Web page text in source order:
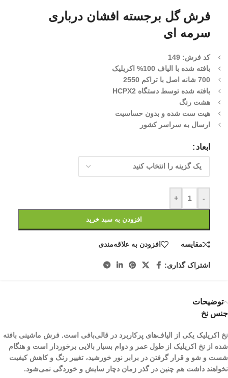
فرش گل برجسته افشان درباری
سرمه ای
کد فرش: 149
بافته شده با الیاف 100% اکریلیک
700 شانه اصل با تراکم 2550
بافته شده توسط دستگاه HCPX2
هشت رنگ
هیت ست شده و بدون حساسیت
ارسال به سراسر کشور
ابعاد
-
+
افزودن به سبد خرید
مقایسه افزودن به علاقه‌مندی
اشتراک گذاری:
توضیحات
جنس نخ
نخ اکریلیک یکی از الیاف­‌های پرکاربرد در قالی‌بافی است. فرش ماشینی بافته
شده از نخ اکریلیک از طول عمر و دوام بسیار بالایی برخوردار است و هنگام
شست و شو و قرار گرفتن در برابر نور خورشید، تغییر رنگ و کاهش کیفیت
نخواهند داشت هم چنین در گذر زمان دچار سایش و خوردگی نمی‌شود.